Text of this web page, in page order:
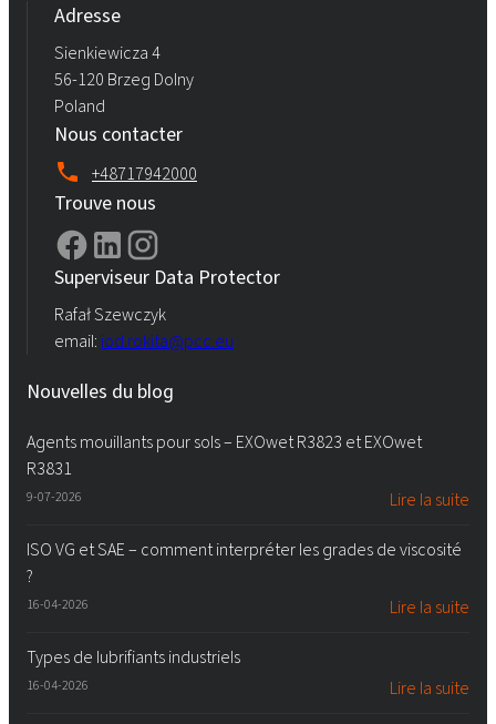
Adresse
Sienkiewicza 4
56-120 Brzeg Dolny
Poland
Nous contacter
+48717942000
Trouve nous
Superviseur Data Protector
Rafał Szewczyk
email: iod.rokita@pcc.eu
Nouvelles du blog
Agents mouillants pour sols – EXOwet R3823 et EXOwet
R3831
9-07-2026 Lire la suite
ISO VG et SAE – comment interpréter les grades de viscosité
?
16-04-2026 Lire la suite
Types de lubrifiants industriels
16-04-2026 Lire la suite